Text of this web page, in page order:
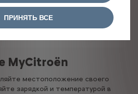
MyCitroën
местоположение своего
зарядкой и температурой в
ПРИНЯТЬ ВСЕ